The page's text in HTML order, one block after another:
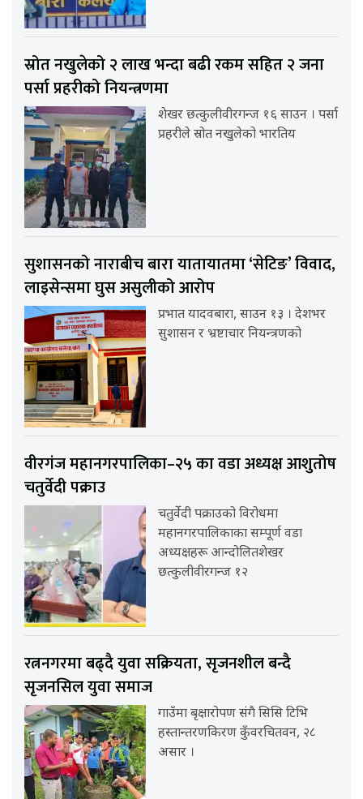
स्रोत नखुलेको २ लाख भन्दा बढी रकम सहित २ जना
पर्सा प्रहरीको नियन्त्रणमा
शेखर छत्कुलीवीरगन्ज १६ साउन । पर्सा
प्रहरीले स्रोत नखुलेको भारतिय
सुशासनको नाराबीच बारा यातायातमा ‘सेटिङ’ विवाद,
लाइसेन्समा घुस असुलीको आरोप
प्रभात यादवबारा, साउन १३ । देशभर
सुशासन र भ्रष्टाचार नियन्त्रणको
वीरगंज महानगरपालिका–२५ का वडा अध्यक्ष आशुतोष
चतुर्वेदी पक्राउ
चतुर्वेदी पक्राउको विरोधमा
महानगरपालिकाका सम्पूर्ण वडा
अध्यक्षहरू आन्दोलितशेखर
छत्कुलीवीरगन्ज १२
रत्ननगरमा बढ्दै युवा सक्रियता, सृजनशील बन्दै
सृजनसिल युवा समाज
गाउँमा बृक्षारोपण संगै सिसि टिभि
हस्तान्तरणकिरण कुँवरचितवन, २८
असार ।